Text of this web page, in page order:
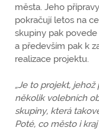
města. Jeho
pokračují letos na
skupiny pak
a především pak k
realizace projektu.
„Je to projekt,
několik volebních
skupiny, která
Poté, co město i